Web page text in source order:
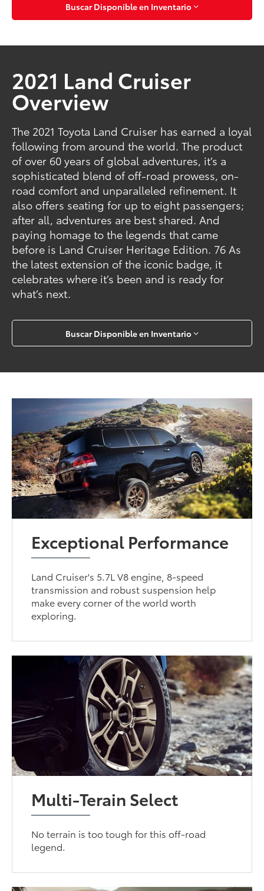
Buscar Disponible en Inventario
2021 Land Cruiser
Overview
The 2021 Toyota Land Cruiser has earned a loyal
following from around the world. The product
of over 60 years of global adventures, it’s a
sophisticated blend of off-road prowess, on-
road comfort and unparalleled refinement. It
also offers seating for up to eight passengers;
after all, adventures are best shared. And
paying homage to the legends that came
before is Land Cruiser Heritage Edition. 76 As
the latest extension of the iconic badge, it
celebrates where it’s been and is ready for
what’s next.
Buscar Disponible en Inventario
Exceptional Performance
Land Cruiser's 5.7L V8 engine, 8-speed
transmission and robust suspension help
make every corner of the world worth
exploring.
Multi-Terain Select
No terrain is too tough for this off-road
legend.